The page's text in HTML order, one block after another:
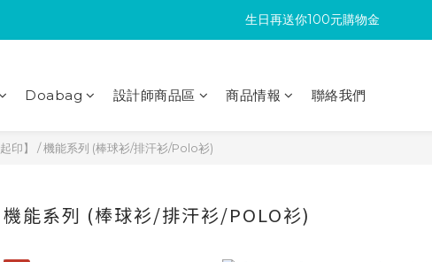
滿300回饋10%購物金
生日再送你100元購物金
滿300回饋10%購物金
Doabag 設計師商品區 商品情報 聯絡我們
印】 /機能系列 (棒球衫/排汗衫/Polo衫)
機能系列 (棒球衫/排汗衫/POLO衫)